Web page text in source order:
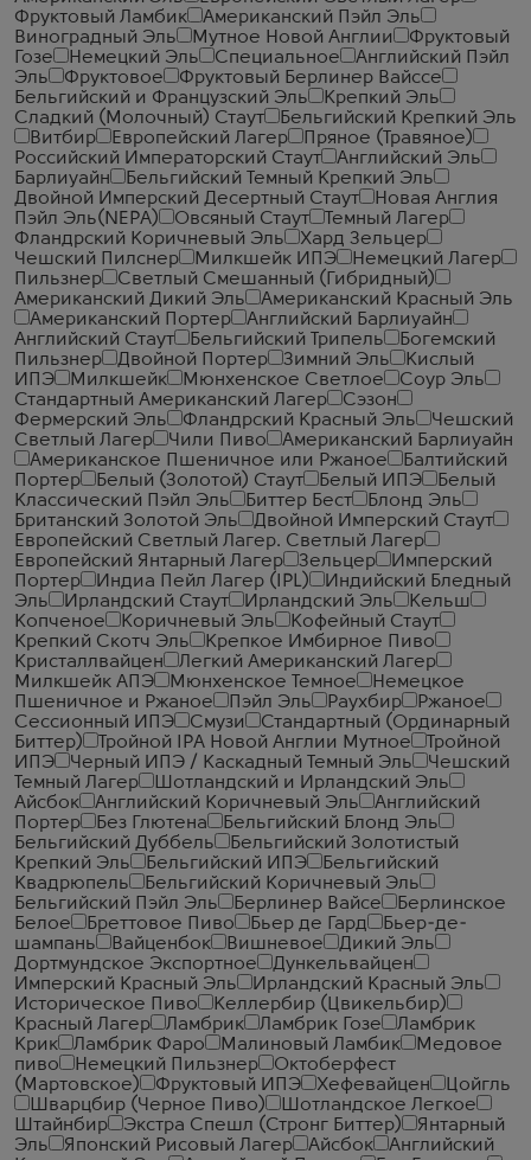
Фруктовый Ламбик
Американский Пэйл Эль
Виноградный Эль
Мутное Новой Англии
Фруктовый
Гозе
Немецкий Эль Специальное
Английский Пэйл
Эль
Фруктовое
Фруктовый Берлинер Вайссе
Бельгийский и Французский Эль
Крепкий Эль
Сладкий (Молочный) Стаут
Бельгийский Крепкий Эль
Витбир
Европейский Лагер
Пряное (Травяное)
Российский Императорский Стаут
Английский Эль
Барлиуайн
Бельгийский Темный Крепкий Эль
Двойной Имперский Десертный Стаут
Новая Англия
Пэйл Эль(NEPA)
Овсяный Стаут
Темный Лагер
Фландрский Коричневый Эль
Хард Зельцер
Чешский Пилснер
Милкшейк ИПЭ
Немецкий Лагер
Пильзнер
Светлый Смешанный (Гибридный)
Американский Дикий Эль
Американский Красный Эль
Американский Портер
Английский Барлиуайн
Английский Стаут
Бельгийский Трипель
Богемский
Пильзнер
Двойной Портер Зимний Эль
Кислый
ИПЭ
Милкшейк Мюнхенское Светлое
Соур Эль
Стандартный Американский Лагер
Сэзон
Фермерский Эль
Фландрский Красный Эль
Чешский
Светлый Лагер
Чили Пиво
Американский Барлиуайн
Американское Пшеничное или Ржаное
Балтийский
Портер
Белый (Золотой) Стаут Белый ИПЭ
Белый
Классический Пэйл Эль
Биттер Бест
Блонд Эль
Британский Золотой Эль
Двойной Имперский Стаут
Европейский Светлый Лагер. Светлый Лагер
Европейский Янтарный Лагер
Зельцер
Имперский
Портер
Индиа Пейл Лагер (IPL)
Индийский Бледный
Эль
Ирландский Стаут Ирландский Эль
Кельш
Копченое
Коричневый Эль
Кофейный Стаут
Крепкий Скотч Эль
Крепкое Имбирное Пиво
Кристаллвайцен
Легкий Американский Лагер
Милкшейк АПЭ
Мюнхенское Темное
Немецкое
Пшеничное и Ржаное
Пэйл Эль Раухбир
Ржаное
Сессионный ИПЭ
Смузи
Стандартный (Ординарный
Биттер)
Тройной IPA Новой Англии Мутное
Тройной
ИПЭ
Черный ИПЭ / Каскадный Темный Эль
Чешский
Темный Лагер
Шотландский и Ирландский Эль
Айсбок
Английский Коричневый Эль
Английский
Портер
Без Глютена
Бельгийский Блонд Эль
Бельгийский Дуббель
Бельгийский Золотистый
Крепкий Эль
Бельгийский ИПЭ
Бельгийский
Квадрюпель
Бельгийский Коричневый Эль
Бельгийский Пэйл Эль
Берлинер Вайсе
Берлинское
Белое
Бреттовое Пиво Бьер де Гард
Бьер-де-
шампань
Вайценбок Вишневое
Дикий Эль
Дортмундское Экспортное
Дункельвайцен
Имперский Красный Эль
Ирландский Красный Эль
Историческое Пиво
Келлербир (Цвикельбир)
Красный Лагер
Ламбрик Ламбрик Гозе
Ламбрик
Крик
Ламбрик Фаро Малиновый Ламбик
Медовое
пиво
Немецкий Пильзнер
Октоберфест
(Мартовское)
Фруктовый ИПЭ Хефевайцен
Цойгль
Шварцбир (Черное Пиво)
Шотландское Легкое
Штайнбир
Экстра Спешл (Стронг Биттер)
Янтарный
Эль
Японский Рисовый Лагер Айсбок
Английский